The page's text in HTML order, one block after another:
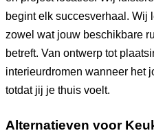
begint elk succesverhaal. Wij
zowel wat jouw beschikbare
betreft. Van ontwerp tot
interieurdromen wanneer het
totdat jij je thuis voelt.
Alternatieven voor